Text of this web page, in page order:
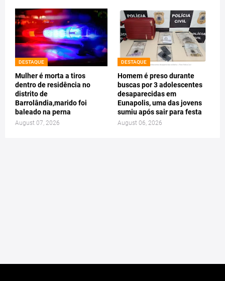
DESTAQUE
Mulher é morta a tiros
dentro de residência no
distrito de
Barrolândia,marido foi
baleado na perna
August 07, 2026
DESTAQUE
Homem é preso durante
buscas por 3 adolescentes
desaparecidas em
Eunapolis, uma das jovens
sumiu após sair para festa
August 06, 2026